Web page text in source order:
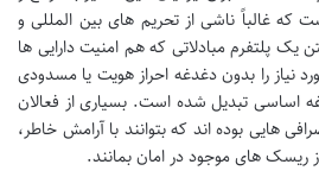
که غالباً ناشی از تحریم های بین المللی و
یک پلتفرم مبادلاتی که هم امنیت دارایی ها
نیاز را بدون دغدغه احراز هویت یا مسدودی
اساسی تبدیل شده است. بسیاری از فعالان
هایی بوده اند که بتوانند با آرامش خاطر،
ریسک های موجود در امان بمانند.